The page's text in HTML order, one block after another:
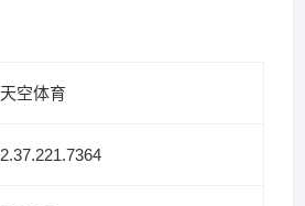
天空体育
2.37.221.7364